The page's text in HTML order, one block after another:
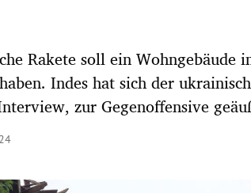
Rakete soll ein
Indes hat sich der
zur Gegenoffensive